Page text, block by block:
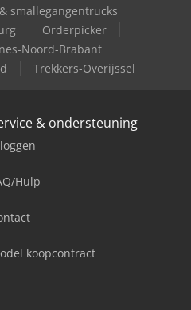
smallegangentrucks
Orderpicker
Noord-Brabant
Trekkers-Overijssel
& ondersteuning
Hulp
koopcontract